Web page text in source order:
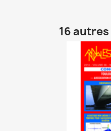
16